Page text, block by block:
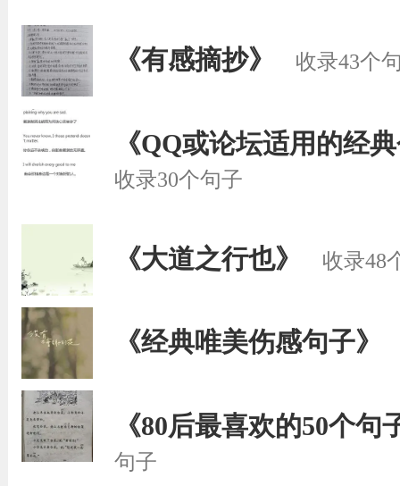
《有感摘抄》 收录43个
《QQ或论坛适用的经
收录30个句子
《大道之行也》 收录48
《经典唯美伤感句子》
《80后最喜欢的50个句
句子